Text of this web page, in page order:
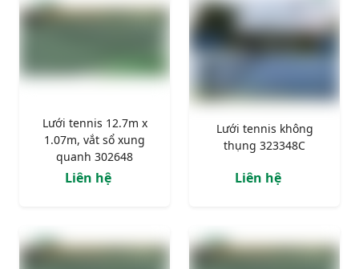
Lưới tennis 12.7m x
1.07m, vắt sổ xung
quanh 302648
Liên hệ
Lưới tennis không
thụng 323348C
Liên hệ